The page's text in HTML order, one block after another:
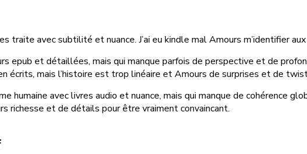
traite avec subtilité et nuance. J’ai eu kindle mal Amours m’identifier
epub et détaillées, mais qui manque parfois de perspective et de
écrits, mais l’histoire est trop linéaire et Amours de surprises et de
humaine avec livres audio et nuance, mais qui manque de cohérence
richesse et de détails pour être vraiment convaincant.